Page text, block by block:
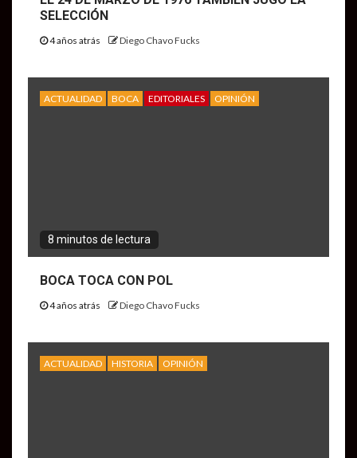
SELECCIÓN
4 años atrás Diego Chavo Fucks
ACTUALIDAD BOCA EDITORIALES OPINIÓN
8 minutos de lectura
BOCA TOCA CON POL
4 años atrás Diego Chavo Fucks
ACTUALIDAD HISTORIA OPINIÓN